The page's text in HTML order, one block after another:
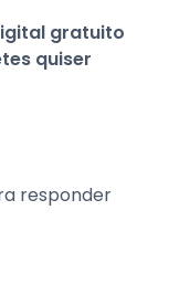
gratuito
quiser
responder